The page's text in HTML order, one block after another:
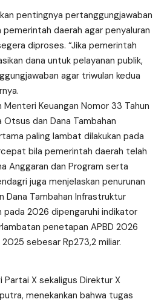
pentingnya pertanggungjawaban
daerah agar penyaluran
diproses. “Jika pemerintah
dana untuk pelayanan publik,
agar triwulan kedua
Menteri Keuangan Nomor 33 Tahun
dan Dana Tambahan
paling lambat dilakukan pada
bila pemerintah daerah telah
Anggaran dan Program serta
juga menjelaskan penurunan
Dana Tambahan Infrastruktur
pada 2026 dipengaruhi indikator
penetapan APBD 2026
sebesar Rp273,2 miliar.
X sekaligus Direktur X
menekankan bahwa tugas